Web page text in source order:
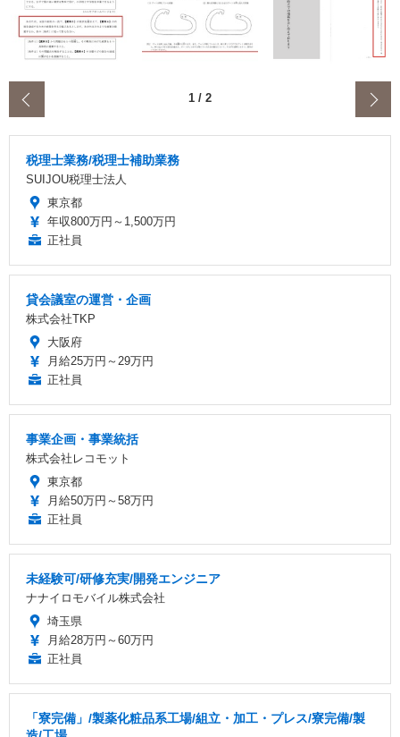
1 / 2
税理士業務/税理士補助業務
SUIJOU税理士法人
東京都
年収800万円～1,500万円
正社員
貸会議室の運営・企画
株式会社TKP
大阪府
月給25万円～29万円
正社員
事業企画・事業統括
株式会社レコモット
東京都
月給50万円～58万円
正社員
未経験可/研修充実/開発エンジニア
ナナイロモバイル株式会社
埼玉県
月給28万円～60万円
正社員
「寮完備」/製薬化粧品系工場/組立・加工・プレス/寮完備/製